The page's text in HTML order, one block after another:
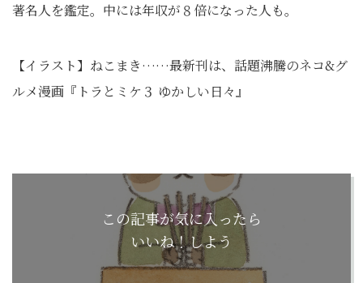
著名人を鑑定。中には年収が８倍になった人も。
【イラスト】ねこまき……最新刊は、話題沸騰のネコ&グ
ルメ漫画『トラとミケ３ ゆかしい日々』
この記事が気に入ったら
いいね！しよう